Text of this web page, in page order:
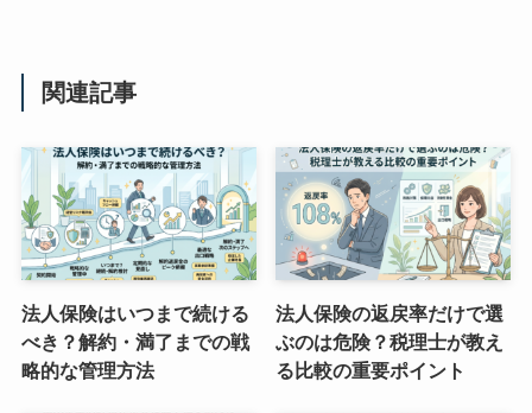
関連記事
法人保険はいつまで続ける
べき？解約・満了までの戦
略的な管理方法
法人保険の返戻率だけで選
ぶのは危険？税理士が教え
る比較の重要ポイント